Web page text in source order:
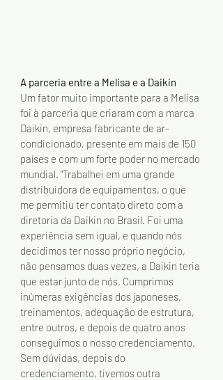
A parceria entre a Melisa e a Daikin
Um fator muito importante para a Melisa
foi à parceria que criaram com a marca
Daikin, empresa fabricante de ar-
condicionado, presente em mais de 150
países e com um forte poder no mercado
mundial. “Trabalhei em uma grande
distribuidora de equipamentos, o que
me permitiu ter contato direto com a
diretoria da Daikin no Brasil. Foi uma
experiência sem igual, e quando nós
decidimos ter nosso próprio negócio,
não pensamos duas vezes, a Daikin teria
que estar junto de nós. Cumprimos
inúmeras exigências dos japoneses,
treinamentos, adequação de estrutura,
entre outros, e depois de quatro anos
conseguimos o nosso credenciamento.
Sem dúvidas, depois do
credenciamento, tivemos outra